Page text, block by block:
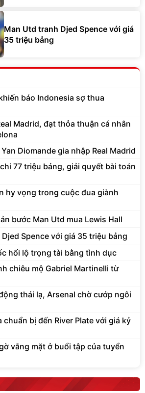
Man Utd tranh Djed Spence với giá
35 triệu bảng
báo Indonesia sợ thua
Madrid, đạt thỏa thuận cá nhân
Diomande gia nhập Real Madrid
77 triệu bảng, giải quyết bài toán
hy vọng trong cuộc đua giành
bước Man Utd mua Lewis Hall
Spence với giá 35 triệu bảng
hối lộ trọng tài bằng tình dục
chiêu mộ Gabriel Martinelli từ
thái lạ, Arsenal chờ cướp ngôi
chuẩn bị đến River Plate với giá kỷ
vắng mặt ở buổi tập của tuyển